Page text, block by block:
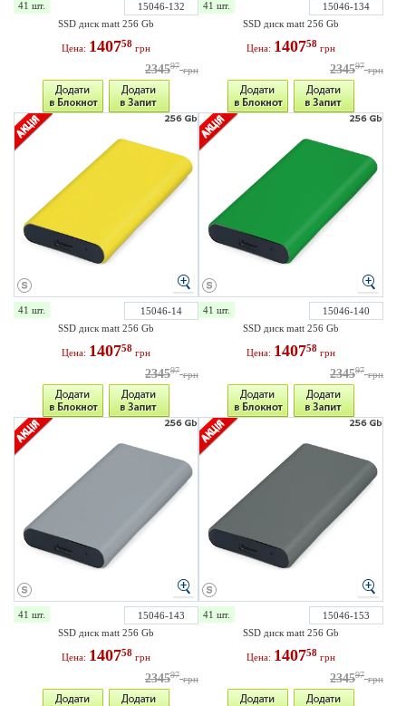
41 шт.
15046-132
SSD диск matt 256 Gb
Цена: 140758 грн
234597 грн
41 шт.
15046-134
SSD диск matt 256 Gb
Цена: 140758 грн
234597 грн
41 шт.
15046-14
SSD диск matt 256 Gb
Цена: 140758 грн
234597 грн
41 шт.
15046-140
SSD диск matt 256 Gb
Цена: 140758 грн
234597 грн
41 шт.
15046-143
SSD диск matt 256 Gb
Цена: 140758 грн
234597 грн
41 шт.
15046-153
SSD диск matt 256 Gb
Цена: 140758 грн
234597 грн